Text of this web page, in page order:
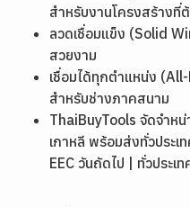
สำหรับงานโครงสร้างที่
ลวดเชื่อมแข็ง (Solid
สวยงาม
เชื่อมได้ทุกตำแหน่ง
สำหรับช่างภาคสนาม
ThaiBuyTools จัดจำห
เกาหลี พร้อมส่งทั่วประเ
EEC วันถัดไป | ทั่วประเ